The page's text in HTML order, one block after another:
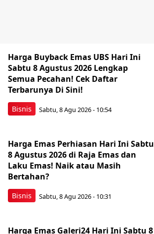
Bisnis
Harga Buyback Emas UBS Hari Ini
Sabtu 8 Agustus 2026 Lengkap
Semua Pecahan! Cek Daftar
Terbarunya Di Sini!
Sabtu, 8 Agu 2026 - 10:54
Bisnis
Harga Emas Perhiasan Hari Ini Sabtu
8 Agustus 2026 di Raja Emas dan
Laku Emas! Naik atau Masih
Bertahan?
Sabtu, 8 Agu 2026 - 10:31
Harga Emas Galeri24 Hari Ini Sabtu 8